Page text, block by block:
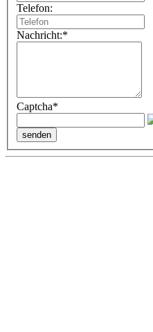
Telefon:
Nachricht:*
Captcha*